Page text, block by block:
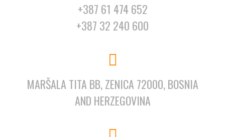
+387 61 474 652
+387 32 240 600
MARŠALA TITA BB, ZENICA 72000, BOSNIA
AND HERZEGOVINA